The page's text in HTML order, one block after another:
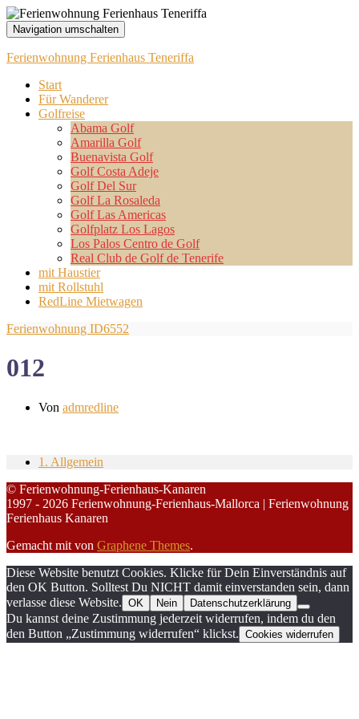
Navigation umschalten
Ferienwohnung Ferienhaus Teneriffa
Start
Für Wanderer
Golfreise
Abama Golf
Amarilla Golf
Buenavista Golf
Golf Costa Adeje
Golf Del Sur
Golf La Rosaleda
Golf Las Americas
Golfplatz Los Lagos
Los Palos Centro de Golf
Real Club de Golf de Tenerife
mit Haustier
mit Rollstuhl
RedLine Mietwagen
Ferienwohnung ID6552
012
Von admredline
1. Allgemein
© Ferienwohnung-Ferienhaus-Kanaren
1997 - 2026 Ferienwohnung-Ferienhaus-Mallorca | Ferienwohnung
Ferienhaus Kanaren
Gemacht mit von Graphene Themes.
Diese Website benutzt Cookies. Klicke für Dein Einverständnis auf
den OK Button. Solltest Du NICHT damit einverstanden sein, dann
verlasse diese Website. OK Nein Datenschutzerklärung
Du kannst deine Zustimmung jederzeit widerrufen, indem du den
den Button „Zustimmung widerrufen“ klickst. Cookies widerrufen